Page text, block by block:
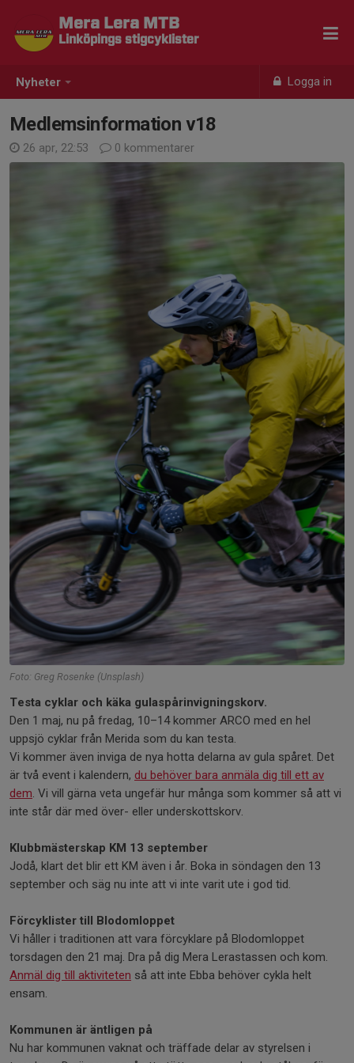
Nyheter Logga in
Mera Lera MTB
Linköpings stigcyklister
Medlemsinformation v18
26 apr, 22:53 0 kommentarer
Foto: Greg Rosenke (Unsplash)
Testa cyklar och käka gulaspårinvigningskorv.
Den 1 maj, nu på fredag, 10–14 kommer ARCO med en hel
uppsjö cyklar från Merida som du kan testa.
Vi kommer även inviga de nya hotta delarna av gula spåret. Det
är två event i kalendern, du behöver bara anmäla dig till ett av
dem. Vi vill gärna veta ungefär hur många som kommer så att vi
inte står där med över- eller underskottskorv.
Klubbmästerskap KM 13 september
Jodå, klart det blir ett KM även i år. Boka in söndagen den 13
september och säg nu inte att vi inte varit ute i god tid.
Förcyklister till Blodomloppet
Vi håller i traditionen att vara förcyklare på Blodomloppet
torsdagen den 21 maj. Dra på dig Mera Lerastassen och kom.
Anmäl dig till aktiviteten så att inte Ebba behöver cykla helt
ensam.
Kommunen är äntligen på
Nu har kommunen vaknat och träffade delar av styrelsen i